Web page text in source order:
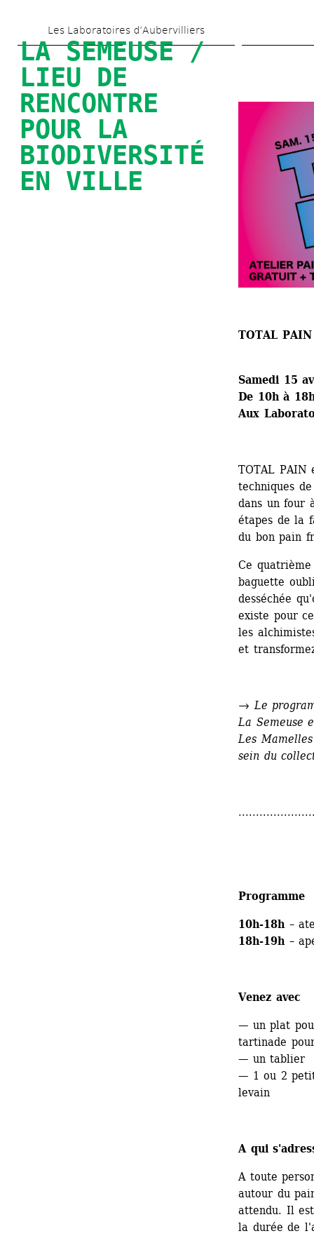
au
contenu
principal
Les Laboratoires d’Aubervilliers
LA SEMEUSE /
LIEU DE
RENCONTRE
POUR LA
BIODIVERSITÉ
EN VILLE
TOTAL
Samedi 15
De 10h à
Aux
TOTAL PAIN
techniques
dans un four
étapes de la
du bon pain
Ce
baguette
desséchée
existe pour
les
et
→ Le
La Semeuse
Les
sein du
Programme
10h-18h–
18h-19h–
Venez avec
— un plat
tartinade
— un tablier
— 1 ou 2
levain
A qui
A toute
autour du
attendu. Il
la durée de